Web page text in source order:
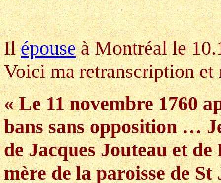
Ilépouseà Montréal le
Voici ma retranscription et
« Le 11 novembre 1760
bans sans opposition …
de Jacques Jouteau et de
mère de la paroisse de St